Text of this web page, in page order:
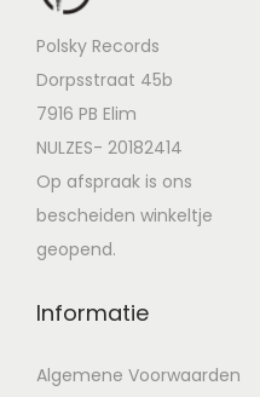
Polsky Records
Dorpsstraat 45b
7916 PB Elim
NULZES- 20182414
Op afspraak is ons
bescheiden winkeltje
geopend.
Informatie
Algemene Voorwaarden